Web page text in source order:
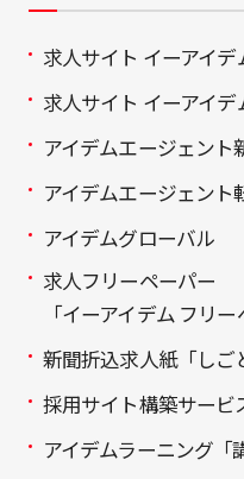
求人サイト イーアイ
求人サイト イーアイ
アイデムエージェント
アイデムエージェント
アイデムグローバル
求人フリーペーパー
「イーアイデム フリー
新聞折込求人紙「しご
採用サイト構築サービ
アイデムラーニング「